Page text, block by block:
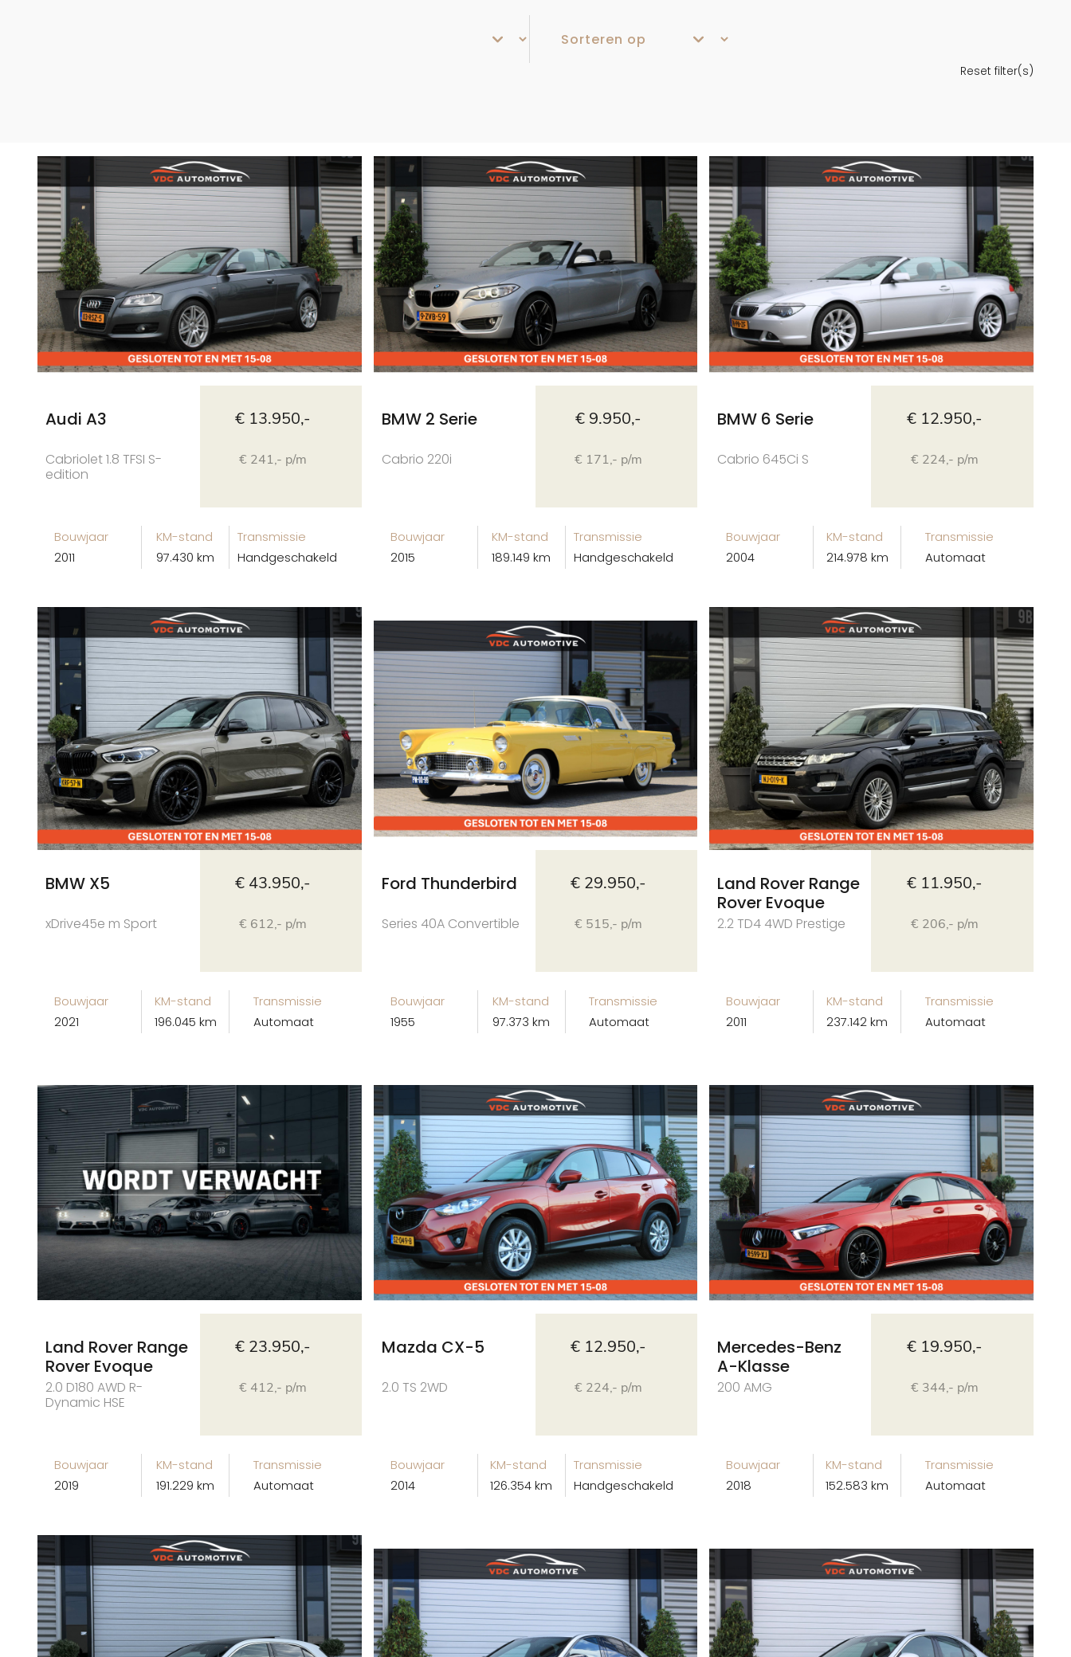
Reset filter(s)
Audi A3
Cabriolet 1.8 TFSI S-
edition
€ 13.950,-
€ 241,- p/m
Bouwjaar
2011
KM-stand
97.430 km
Transmissie
Handgeschakeld
BMW 2 Serie
Cabrio 220i
€ 9.950,-
€ 171,- p/m
Bouwjaar
2015
KM-stand
189.149 km
Transmissie
Handgeschakeld
BMW 6 Serie
Cabrio 645Ci S
€ 12.950,-
€ 224,- p/m
Bouwjaar
2004
KM-stand
214.978 km
Transmissie
Automaat
BMW X5
xDrive45e m Sport
€ 43.950,-
€ 612,- p/m
Bouwjaar
2021
KM-stand
196.045 km
Transmissie
Automaat
Ford Thunderbird
Series 40A Convertible
€ 29.950,-
€ 515,- p/m
Bouwjaar
1955
KM-stand
97.373 km
Transmissie
Automaat
Land Rover Range
Rover Evoque
2.2 TD4 4WD Prestige
€ 11.950,-
€ 206,- p/m
Bouwjaar
2011
KM-stand
237.142 km
Transmissie
Automaat
Land Rover Range
Rover Evoque
2.0 D180 AWD R-
Dynamic HSE
€ 23.950,-
€ 412,- p/m
Bouwjaar
2019
KM-stand
191.229 km
Transmissie
Automaat
Mazda CX-5
2.0 TS 2WD
€ 12.950,-
€ 224,- p/m
Bouwjaar
2014
KM-stand
126.354 km
Transmissie
Handgeschakeld
Mercedes-Benz
A-Klasse
200 AMG
€ 19.950,-
€ 344,- p/m
Bouwjaar
2018
KM-stand
152.583 km
Transmissie
Automaat